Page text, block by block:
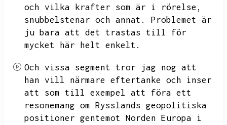
och vilka krafter som är i rörelse,
snubbelstenar och annat.
Problemet är
ju bara att det trastas till för
mycket här helt enkelt.
Och vissa segment tror jag nog att
han vill närmare eftertanke och inser
att som till exempel att föra ett
resonemang om Rysslands geopolitiska
positioner gentemot Norden Europa i